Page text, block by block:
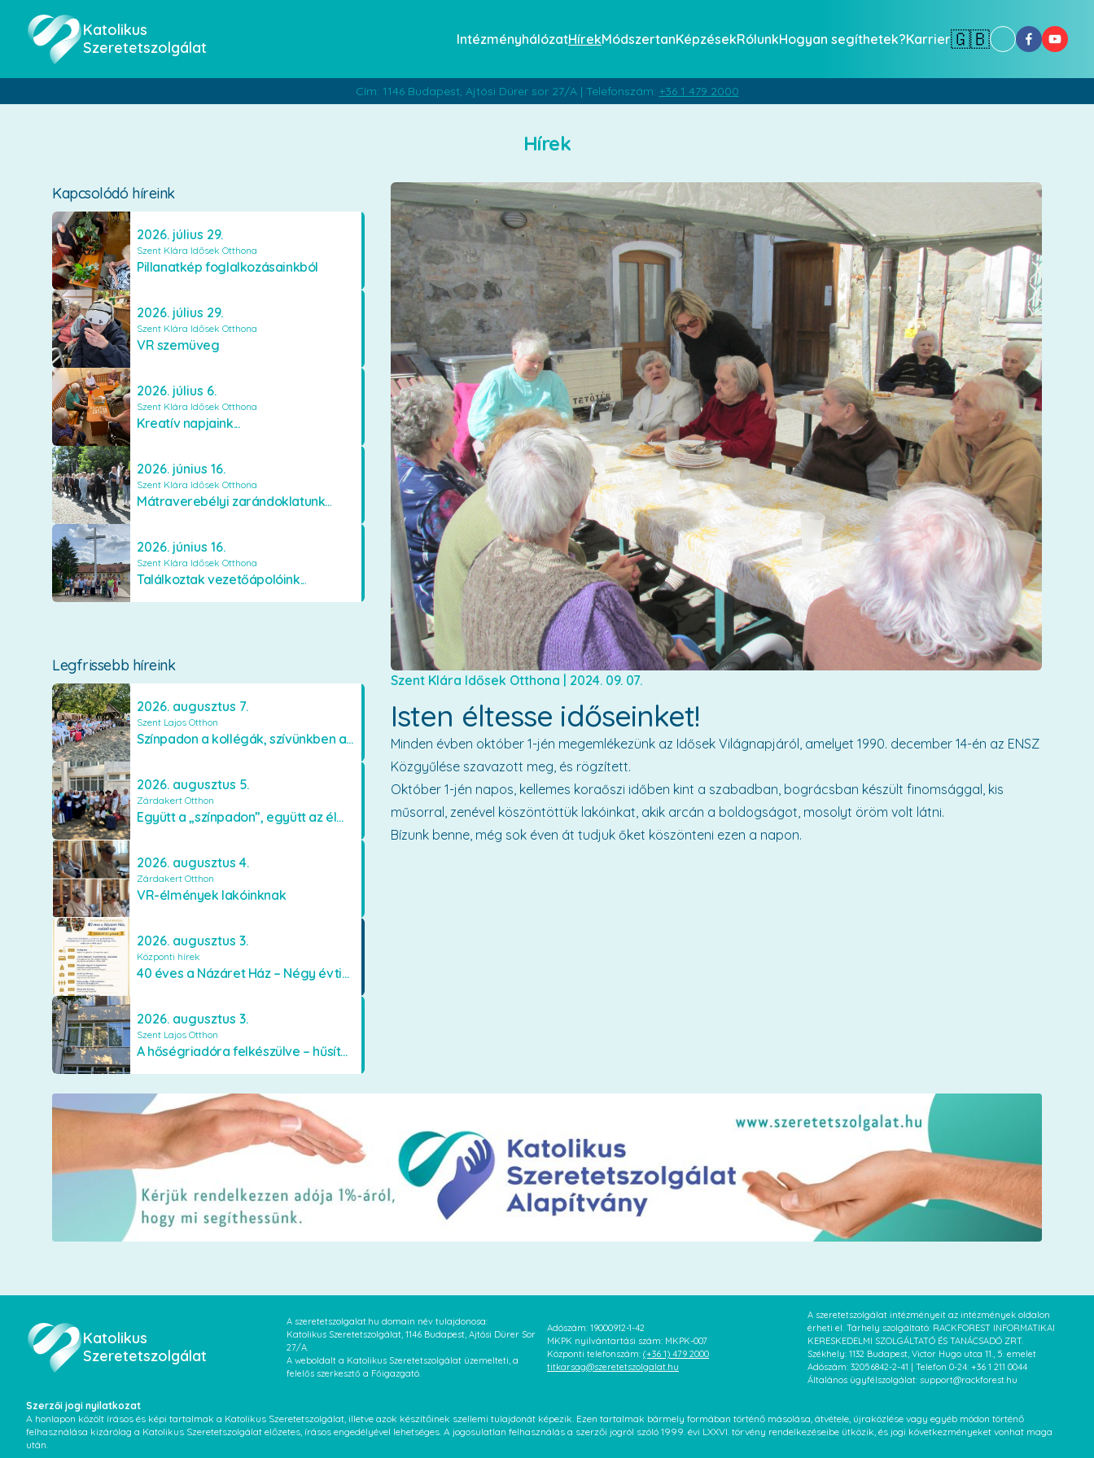
Katolikus
Szeretetszolgálat
IntézményhálózatHírekMódszertanKépzésekRólunkHogyan segíthetek?Karrier🇬🇧
Cím: 1146 Budapest, Ajtósi Dürer sor 27/A | Telefonszám: +36 1 479 2000
Hírek
Kapcsolódó híreink
2026. július 29.
Szent Klára Idősek Otthona
Pillanatkép foglalkozásainkból
2026. július 29.
Szent Klára Idősek Otthona
VR szemüveg
2026. július 6.
Szent Klára Idősek Otthona
Kreatív napjaink...
2026. június 16.
Szent Klára Idősek Otthona
Mátraverebélyi zarándoklatunk...
2026. június 16.
Szent Klára Idősek Otthona
Találkoztak vezetőápolóink...
Legfrissebb híreink
2026. augusztus 7.
Szent Lajos Otthon
Színpadon a kollégák, szívünkben a lakók
2026. augusztus 5.
Zárdakert Otthon
Együtt a „színpadon”, együtt az élményekért 🎭✨
2026. augusztus 4.
Zárdakert Otthon
VR-élmények lakóinknak
2026. augusztus 3.
Központi hírek
40 éves a Názáret Ház – Négy évtized szeretetben és gondoskodásban
2026. augusztus 3.
Szent Lajos Otthon
A hőségriadóra felkészülve – hűsítő fejlesztések a Szent Lajos Otthonban
Szent Klára Idősek Otthona | 2024. 09. 07.
Isten éltesse időseinket!
Minden évben október 1-jén megemlékezünk az Idősek Világnapjáról, amelyet 1990. december 14-én az ENSZ
Közgyűlése szavazott meg, és rögzített.
Október 1-jén napos, kellemes koraőszi időben kint a szabadban, bográcsban készült finomsággal, kis
műsorral, zenével köszöntöttük lakóinkat, akik arcán a boldogságot, mosolyt öröm volt látni.
Bízunk benne, még sok éven át tudjuk őket köszönteni ezen a napon.
Katolikus
Szeretetszolgálat
A szeretetszolgalat.hu domain név tulajdonosa:
Katolikus Szeretetszolgálat, 1146 Budapest, Ajtósi Dürer Sor
27/A.
A weboldalt a Katolikus Szeretetszolgálat üzemelteti, a
felelős szerkesztő a Főigazgató.
Adószám: 19000912-1-42
MKPK nyilvántartási szám: MKPK-007
Központi telefonszám: (+36 1) 479 2000
titkarsag@szeretetszolgalat.hu
A szeretetszolgálat intézményeit az intézmények oldalon
érheti el. Tárhely szolgáltató: RACKFOREST INFORMATIKAI
KERESKEDELMI SZOLGÁLTATÓ ÉS TANÁCSADÓ ZRT.
Székhely: 1132 Budapest, Victor Hugo utca 11., 5. emelet
Adószám: 32056842-2-41 | Telefon 0-24: +36 1 211 0044
Általános ügyfélszolgálat: support@rackforest.hu
Szerzői jogi nyilatkozat
A honlapon közölt írásos és képi tartalmak a Katolikus Szeretetszolgálat, illetve azok készítőinek szellemi tulajdonát képezik. Ezen tartalmak bármely formában történő másolása, átvétele, újraközlése vagy egyéb módon történő
felhasználása kizárólag a Katolikus Szeretetszolgálat előzetes, írásos engedélyével lehetséges. A jogosulatlan felhasználás a szerzői jogról szóló 1999. évi LXXVI. törvény rendelkezéseibe ütközik, és jogi következményeket vonhat maga
után.